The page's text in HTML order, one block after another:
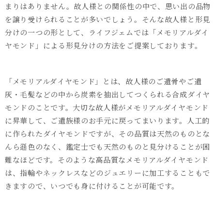
まりはありません。故人様との関係性の中で、思い出の品物
を譲り受けられることが多いでしょう。そんな故人様と形見
分けの一つの形として、ライフジェムでは「メモリアルダイ
ヤモンド」による形見分けの方法をご提案しております。
「メモリアルダイヤモンド」とは、故人様のご遺骨やご遺
灰・毛髪などの中から炭素を抽出してつくられる合成ダイヤ
モンドのことです。大切な故人様がメモリアルダイヤモンド
に昇華して、ご遺族様のお手元に戻ってまいります。人工的
に作られたダイヤモンドですが、その品質は天然のものとな
んら遜色のなく、鑑定士でも天然のものと見分けることが困
難なほどです。そのような高品質なメモリアルダイヤモンド
は、指輪やネックレスなどのジュエリーに加工することもで
きますので、いつでも身に付けることが可能です。